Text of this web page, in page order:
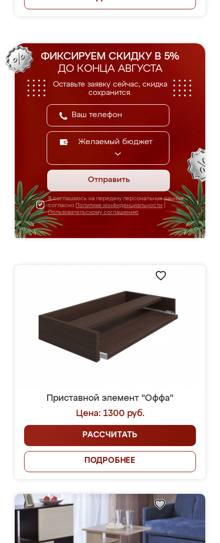
ФИКСИРУЕМ СКИДКУ В 5%
ДО КОНЦА АВГУСТА
Оставьте заявку сейчас, скидка
сохранится.
Желаемый бюджет
Отправить
Я соглашаюсь на передачу персональных данных
согласно Политике конфиденциальности
Пользовательскому соглашению
Приставной элемент "Оффа"
Цена: 1300 руб.
РАССЧИТАТЬ
ПОДРОБНЕЕ